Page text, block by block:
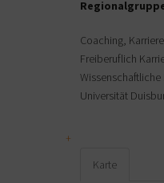
Coaching,
Freiberuflich
Wissenschaftliche
Universität
Karte